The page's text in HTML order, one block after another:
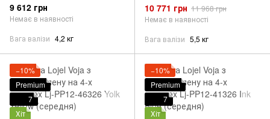
9 612 грн
Немає в наявності
Вага валізи 4,2 кг
10 771 грн 11 968 грн
Немає в наявності
Вага валізи 5,5 кг
−10%
Premium
7
Хіт
−10%
Premium
7
Хіт